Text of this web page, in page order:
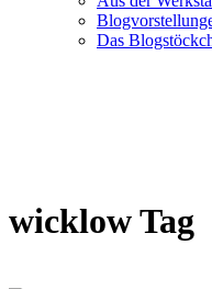
Das
wicklow Tag